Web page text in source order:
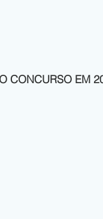
CONCURSO EM